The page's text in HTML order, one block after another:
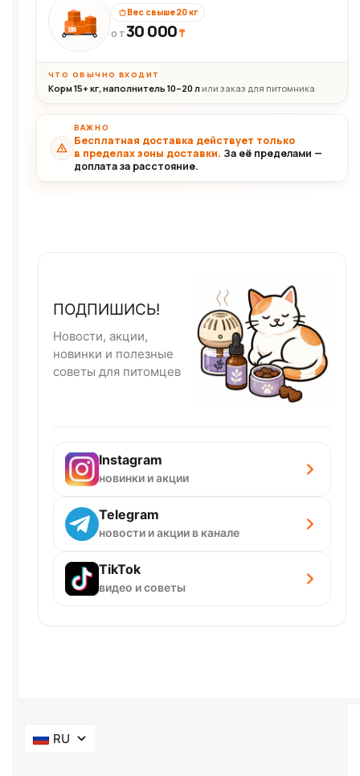
30+кг
Вес свыше 20 кг
ОТ30 000₸
ЧТО ОБЫЧНО ВХОДИТ
Корм 15+ кг, наполнитель 10–20 л или заказ для питомника
ВАЖНО
Бесплатная доставка действует только
в пределах зоны доставки. За её пределами —
доплата за расстояние.
ПОДПИШИСЬ!
Новости, акции,
новинки и полезные
советы для питомцев
Instagram
новинки и акции
Telegram
новости и акции в канале
TikTok
видео и советы
RU